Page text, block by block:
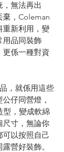
無法再出
棄，Coleman
重新利用，變
用品同裝飾
更係一種對資
，就係用這些
仔同營燈，
型，變成軟綿
尺寸，無論你
以按照自己
營好裝飾。